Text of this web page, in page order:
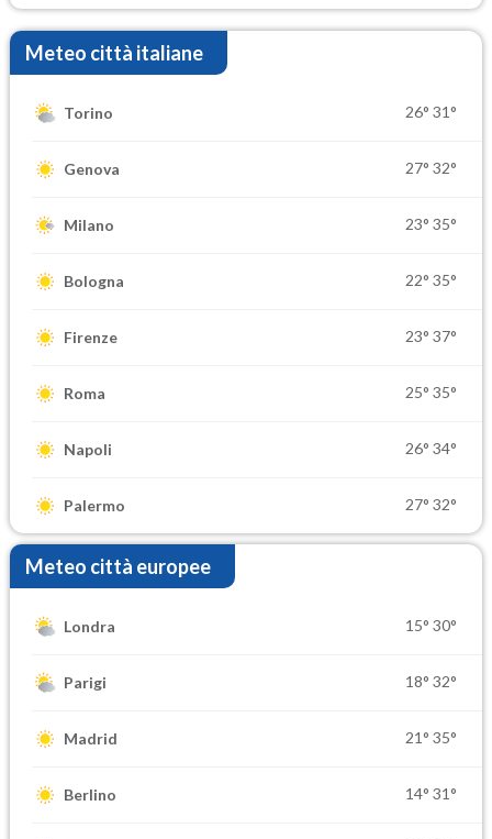
Meteo città italiane
Torino 26° 31°
Genova 27° 32°
Milano 23° 35°
Bologna 22° 35°
Firenze 23° 37°
Roma 25° 35°
Napoli 26° 34°
Palermo 27° 32°
Meteo città europee
Londra 15° 30°
Parigi 18° 32°
Madrid 21° 35°
Berlino 14° 31°